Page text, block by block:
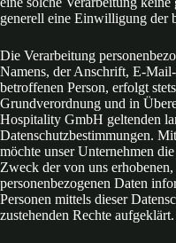
generell eine Einwilligung der
Die Verarbeitung
Namens, der Anschrift, E-
betroffenen Person, erfolgt
Grundverordnung und in
Hospitality GmbH geltenden
Datenschutzbestimmungen.
möchte unser Unternehmen
Zweck der von uns
personenbezogenen Daten
Personen mittels dieser
zustehenden Rechte aufgeklärt.